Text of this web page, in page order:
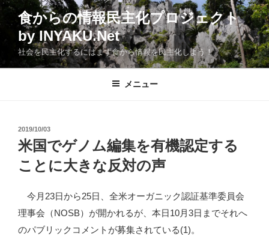
コ
食からの情報民主化プロジェクト
by INYAKU.Net
社会を民主化するにはまず食から情報を民主化しよう！
メニュー
投
稿
日:
2019/10/03
米国でゲノム編集を有機認定する
ことに大きな反対の声
今月23日から25日、全米オーガニック認証基準委員会
理事会（NOSB）が開かれるが、本日10月3日までそれへ
のパブリックコメントが募集されている(1)。